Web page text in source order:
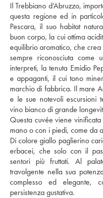
Il Trebbiano d’Abruzzo,
questa regione ed in
Pescara, il suo habitat
buon corpo, la cui ottima
equilibrio aromatico, che
sempre riconosciuta
interpreti, la tenuta Emidio
e appaganti, il cui tono
marchio di fabbrica. Il mare
e le sue notevoli escursioni
vino bianco di grande
Questa cuvée viene
mano o con i piedi, come da
Di colore giallo paglierino
erbacei, che solo con il
sentori più fruttati. Al
travolgente nella sua
complesso ed elegante,
persistenza gustativa.